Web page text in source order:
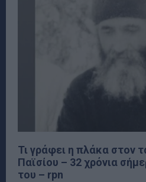
Τι γράφει η πλάκα στον
Παϊσίου – 32 χρόνια
του – rpn